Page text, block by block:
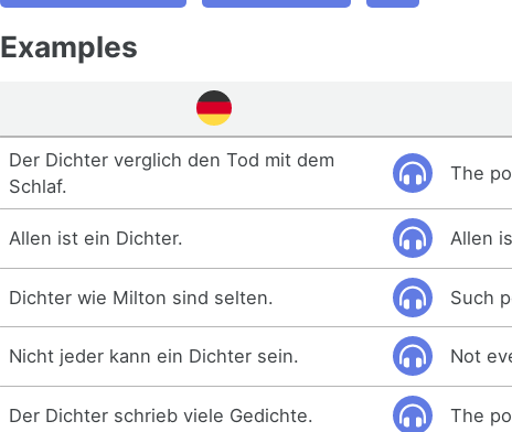
Examples
Der Dichter verglich den Tod mit dem
Schlaf.
The
Allen ist ein Dichter. Allen
Dichter wie Milton sind selten. Such
Nicht jeder kann ein Dichter sein. Not
Der Dichter schrieb viele Gedichte. The